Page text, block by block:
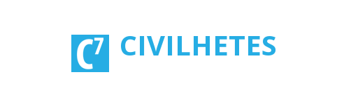
CIVILHETES